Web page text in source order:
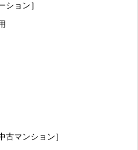
ション］
マンション］